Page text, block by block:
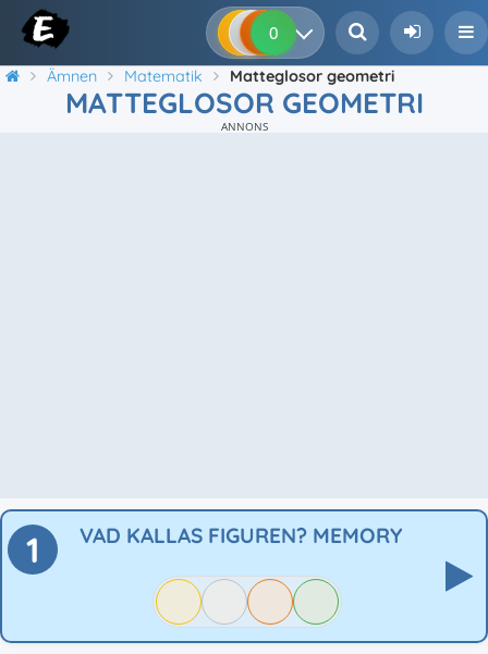
0 0 0
Ämnen Matematik Matteglosor geometri
MATTEGLOSOR GEOMETRI
ANNONS
1 VAD KALLAS FIGUREN? MEMORY